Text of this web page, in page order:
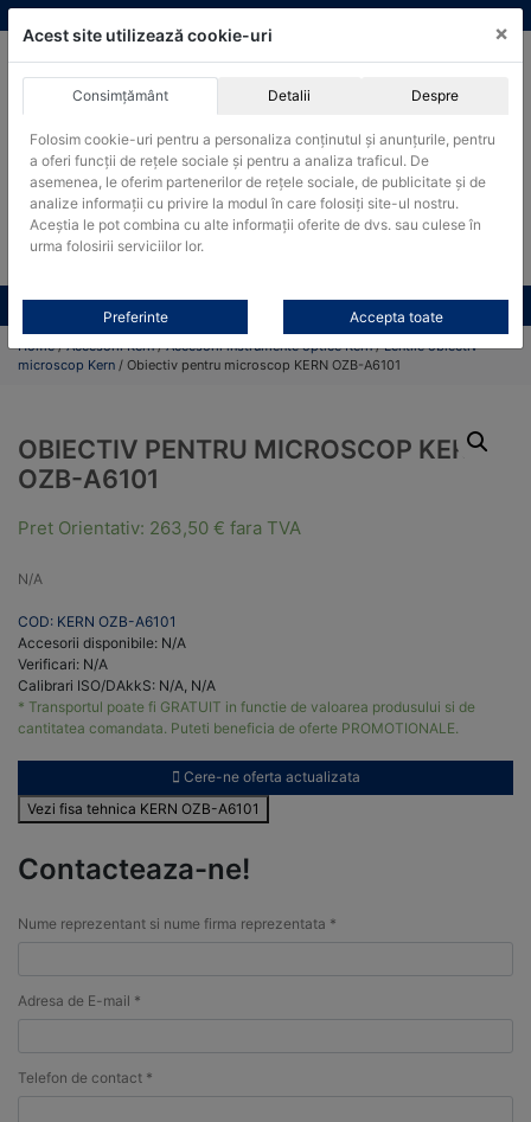
Skip
to
Produsele pot fi achizitionate si in sistemul SEAP / SICAP
Products
search
CAUTARE
Toate produsele CONTACT
Home/Accesorii Kern/Accesorii instrumente optice Kern/Lentile obiectiv
microscop Kern / Obiectiv pentru microscop KERN OZB-A6101
OBIECTIV PENTRU MICROSCOP KERN
OZB-A6101
Pret Orientativ: 263,50 € fara TVA
N/A
COD: KERN OZB-A6101
Accesorii disponibile: N/A
Verificari: N/A
Calibrari ISO/DAkkS: N/A, N/A
* Transportul poate fi GRATUIT in functie de valoarea produsului si de
cantitatea comandata. Puteti beneficia de oferte PROMOTIONALE.
Cere-ne oferta actualizata
Vezi fisa tehnica KERN OZB-A6101
Contacteaza-ne!
Nume reprezentant si nume firma reprezentata *
Adresa de E-mail *
Telefon de contact *
Acest site utilizează cookie-uri ×
Consimțământ Detalii Despre
Folosim cookie-uri pentru a personaliza conținutul și anunțurile, pentru
a oferi funcții de rețele sociale și pentru a analiza traficul. De
asemenea, le oferim partenerilor de rețele sociale, de publicitate și de
analize informații cu privire la modul în care folosiți site-ul nostru.
Aceștia le pot combina cu alte informații oferite de dvs. sau culese în
urma folosirii serviciilor lor.
Preferinte Accepta toate